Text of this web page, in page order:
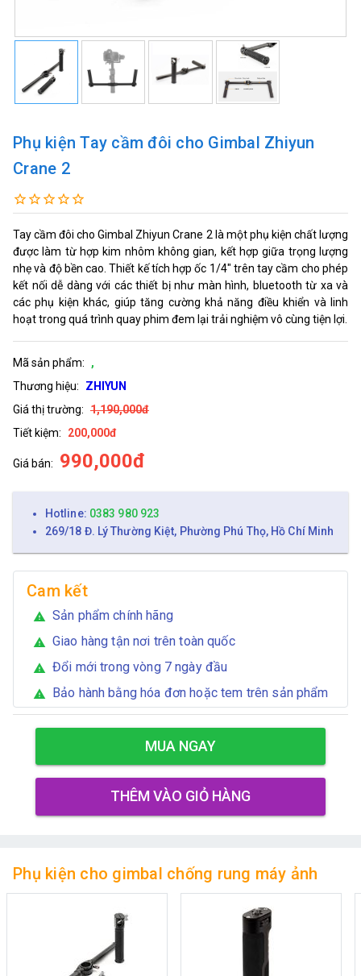
Phụ kiện Tay cầm đôi cho Gimbal Zhiyun
Crane 2
Tay cầm đôi cho Gimbal Zhiyun Crane 2 là một phụ kiện chất lượng
được làm từ hợp kim nhôm không gian, kết hợp giữa trọng lượng
nhẹ và độ bền cao. Thiết kế tích hợp ốc 1/4" trên tay cầm cho phép
kết nối dễ dàng với các thiết bị như màn hình, bluetooth từ xa và
các phụ kiện khác, giúp tăng cường khả năng điều khiển và linh
hoạt trong quá trình quay phim đem lại trải nghiệm vô cùng tiện lợi.
Mã sản phẩm:
,
Thương hiệu:
ZHIYUN
Giá thị trường: 1,190,000đ
Tiết kiệm:
200,000đ
Giá bán: 990,000đ
Hotline: 0383 980 923
269/18 Đ. Lý Thường Kiệt, Phường Phú Thọ, Hồ Chí Minh
Cam kết
warning Sản phẩm chính hãng
warning Giao hàng tận nơi trên toàn quốc
warning Đổi mới trong vòng 7 ngày đầu
warning Bảo hành bằng hóa đơn hoặc tem trên sản phẩm
MUA NGAY
THÊM VÀO GIỎ HÀNG
Phụ kiện cho gimbal chống rung máy ảnh